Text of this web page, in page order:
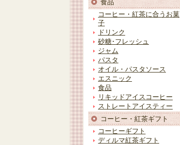
食品
コーヒー・紅茶に合うお菓
子
ドリンク
砂糖･フレッシュ
ジャム
パスタ
オイル・パスタソース
エスニック
食品
リキッドアイスコーヒー
ストレートアイスティー
コーヒー・紅茶ギフト
コーヒーギフト
ディルマ紅茶ギフト